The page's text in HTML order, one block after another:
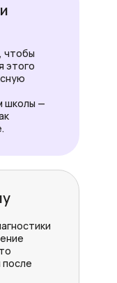
чтобы
этого
школы —
после